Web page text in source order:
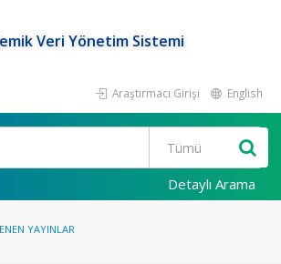
Veri Yönetim Sistemi
Araştırmacı Girişi English
Detaylı Arama
YAYINLAR